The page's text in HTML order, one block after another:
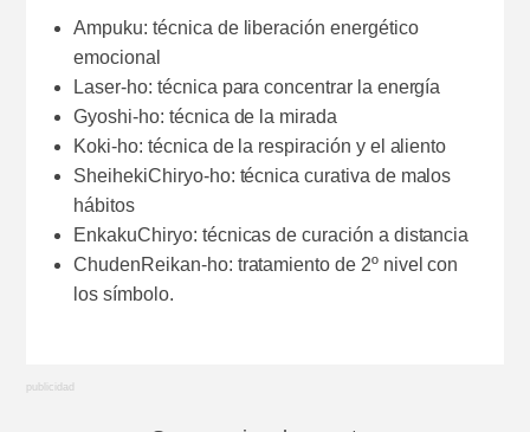
Ampuku: técnica de liberación energético
emocional
Laser-ho: técnica para concentrar la energía
Gyoshi-ho: técnica de la mirada
Koki-ho: técnica de la respiración y el aliento
SheihekiChiryo-ho: técnica curativa de malos
hábitos
EnkakuChiryo: técnicas de curación a distancia
ChudenReikan-ho: tratamiento de 2º nivel con
los símbolo.